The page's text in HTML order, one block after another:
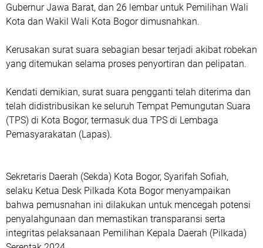
Gubernur Jawa Barat, dan 26 lembar untuk Pemilihan Wali
Kota dan Wakil Wali Kota Bogor dimusnahkan.
Kerusakan surat suara sebagian besar terjadi akibat robekan
yang ditemukan selama proses penyortiran dan pelipatan.
Kendati demikian, surat suara pengganti telah diterima dan
telah didistribusikan ke seluruh Tempat Pemungutan Suara
(TPS) di Kota Bogor, termasuk dua TPS di Lembaga
Pemasyarakatan (Lapas).
Sekretaris Daerah (Sekda) Kota Bogor, Syarifah Sofiah,
selaku Ketua Desk Pilkada Kota Bogor menyampaikan
bahwa pemusnahan ini dilakukan untuk mencegah potensi
penyalahgunaan dan memastikan transparansi serta
integritas pelaksanaan Pemilihan Kepala Daerah (Pilkada)